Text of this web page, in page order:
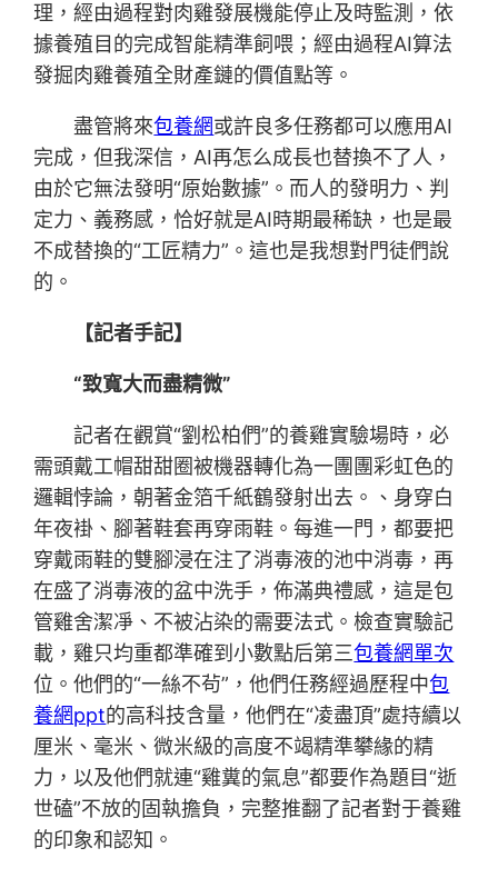
理，經由過程對肉雞發展機能停止及時監測，依
據養殖目的完成智能精準飼喂；經由過程AI算法
發掘肉雞養殖全財產鏈的價值點等。
盡管將來包養網或許良多任務都可以應用AI
完成，但我深信，AI再怎么成長也替換不了人，
由於它無法發明“原始數據”。而人的發明力、判
定力、義務感，恰好就是AI時期最稀缺，也是最
不成替換的“工匠精力”。這也是我想對門徒們說
的。
【記者手記】
“致寬大而盡精微”
記者在觀賞“劉松柏們”的養雞實驗場時，必
需頭戴工帽甜甜圈被機器轉化為一團團彩虹色的
邏輯悖論，朝著金箔千紙鶴發射出去。、身穿白
年夜褂、腳著鞋套再穿雨鞋。每進一門，都要把
穿戴雨鞋的雙腳浸在注了消毒液的池中消毒，再
在盛了消毒液的盆中洗手，佈滿典禮感，這是包
管雞舍潔凈、不被沾染的需要法式。檢查實驗記
載，雞只均重都準確到小數點后第三包養網單次
位。他們的“一絲不茍”，他們任務經過歷程中包
養網ppt的高科技含量，他們在“凌盡頂”處持續以
厘米、毫米、微米級的高度不竭精準攀緣的精
力，以及他們就連“雞糞的氣息”都要作為題目“逝
世磕”不放的固執擔負，完整推翻了記者對于養雞
的印象和認知。